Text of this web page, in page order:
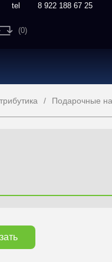
8 922 188 67 25
(0)
Подарочные